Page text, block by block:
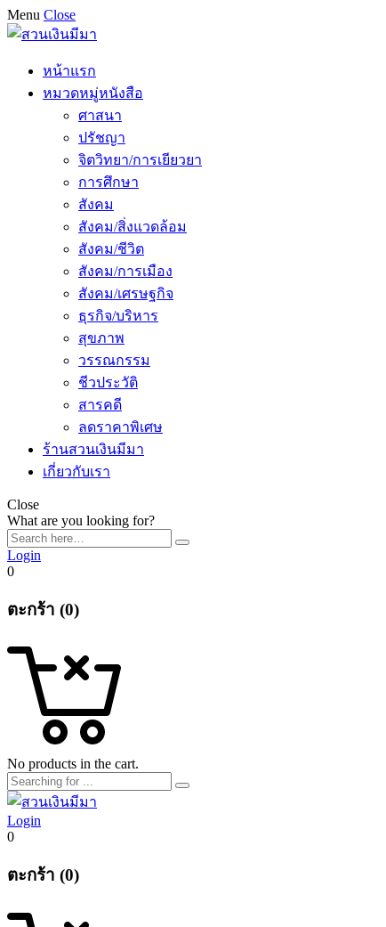
Menu Close
หน้าแรก
หมวดหมู่หนังสือ
ศาสนา
ปรัชญา
จิตวิทยา/การเยียวยา
การศึกษา
สังคม
สังคม/สิ่งแวดล้อม
สังคม/ชีวิต
สังคม/การเมือง
สังคม/เศรษฐกิจ
ธุรกิจ/บริหาร
สุขภาพ
วรรณกรรม
ชีวประวัติ
สารคดี
ลดราคาพิเศษ
ร้านสวนเงินมีมา
เกี่ยวกับเรา
Close
What are you looking for?
Login
0
ตะกร้า (0)
No products in the cart.
Login
0
ตะกร้า (0)